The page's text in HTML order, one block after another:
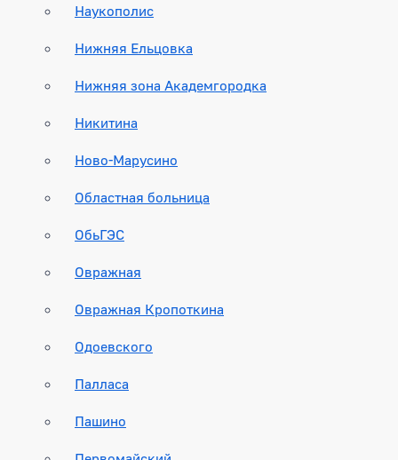
Наукополис
Нижняя Ельцовка
Нижняя зона Академгородка
Никитина
Ново-Марусино
Областная больница
ОбьГЭС
Овражная
Овражная Кропоткина
Одоевского
Палласа
Пашино